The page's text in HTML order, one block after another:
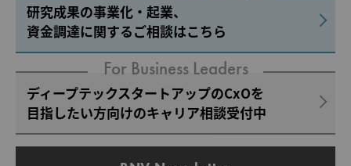
研究成果の事業化・起業、
資金調達に関するご相談はこちら
For Business Leaders
ディープテックスタートアップのCxOを
目指したい方向けのキャリア相談受付中